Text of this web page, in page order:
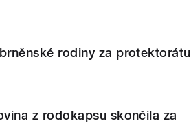
rodiny za protektorátu
z rodokapsu skončila za